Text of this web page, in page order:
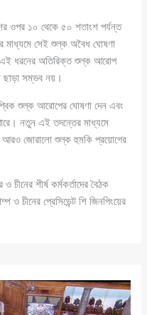
ওপর ১০ থেকে ৫০ শতাংশ পর্যন্ত
মাধ্যমে সেই শুল্ক অবৈধ ঘোষণা
এই ধরনের অতিরিক্ত শুল্ক আরোপ
ছাড়া সম্ভব নয়।
শুল্ক আরোপের ঘোষণা দেন এবং
নতুন এই তদন্তের মাধ্যমে
আরও জোরালো শুল্ক হুমকি প্রয়োগের
চীনের শীর্ষ কর্মকর্তাদের বৈঠক
ও চীনের প্রেসিডেন্ট শি জিনপিংয়ের